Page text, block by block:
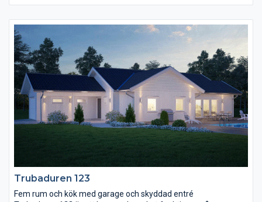
finns även en väl tilltagen klädvårdsavdelning samt en
groventré. Både kök och vardagsrum ligger åt trädgårdssidan
och över vardagsrummet reser sig ett ryggåstak. I huset finns
också ett stort sovrum med klädkammare, terrassdörr och
badrum nära tillhands samt två mindre sovrum och ett wc i
närheten av entrén.
Trubaduren 123
Fem rum och kök med garage och skyddad entré